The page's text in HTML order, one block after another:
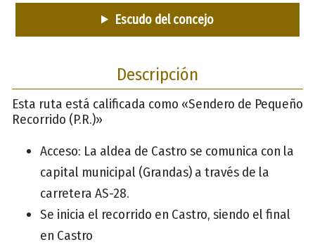
Escudo del concejo
Descripción
Esta ruta está calificada como «Sendero de Pequeño
Recorrido (P.R.)»
Acceso: La aldea de Castro se comunica con la
capital municipal (Grandas) a través de la
carretera AS-28.
Se inicia el recorrido en Castro, siendo el final
en Castro